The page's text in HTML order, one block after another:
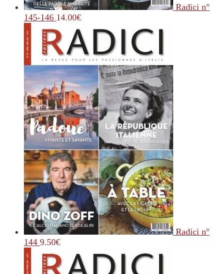
Radici n°
145-146 14.00€
Radici n°
144 9.50€